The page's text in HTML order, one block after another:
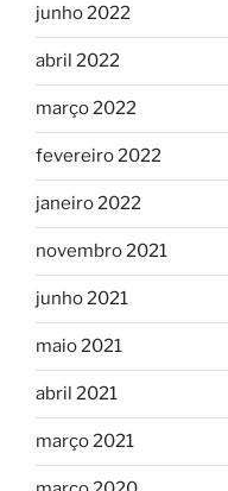
junho 2022
abril 2022
março 2022
fevereiro 2022
janeiro 2022
novembro 2021
junho 2021
maio 2021
abril 2021
março 2021